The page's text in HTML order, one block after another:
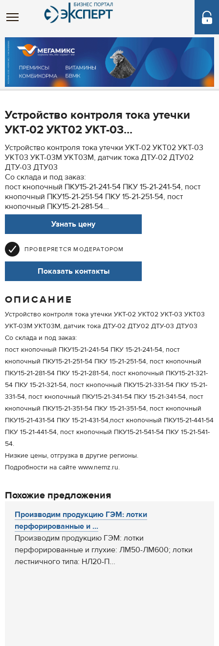
Устройство контроля тока утечки
УКТ-02 УКТ02 УКТ-03...
Устройство контроля тока утечки УКТ-02 УКТ02 УКТ-03
УКТ03 УКТ-03М УКТ03М, датчик тока ДТУ-02 ДТУ02
ДТУ-03 ДТУ03
Со склада и под заказ:
пост кнопочный ПКУ15-21-241-54 ПКУ 15-21-241-54, пост
кнопочный ПКУ15-21-251-54 ПКУ 15-21-251-54, пост
кнопочный ПКУ15-21-281-54...
Узнать цену
ПРОВЕРЯЕТСЯ МОДЕРАТОРОМ
Показать контакты
ОПИСАНИЕ
Устройство контроля тока утечки УКТ-02 УКТ02 УКТ-03 УКТ03
УКТ-03М УКТ03М, датчик тока ДТУ-02 ДТУ02 ДТУ-03 ДТУ03
Со склада и под заказ:
пост кнопочный ПКУ15-21-241-54 ПКУ 15-21-241-54, пост
кнопочный ПКУ15-21-251-54 ПКУ 15-21-251-54, пост кнопочный
ПКУ15-21-281-54 ПКУ 15-21-281-54, пост кнопочный ПКУ15-21-321-
54 ПКУ 15-21-321-54, пост кнопочный ПКУ15-21-331-54 ПКУ 15-21-
331-54, пост кнопочный ПКУ15-21-341-54 ПКУ 15-21-341-54, пост
кнопочный ПКУ15-21-351-54 ПКУ 15-21-351-54, пост кнопочный
ПКУ15-21-431-54 ПКУ 15-21-431-54,пост кнопочный ПКУ15-21-441-54
ПКУ 15-21-441-54, пост кнопочный ПКУ15-21-541-54 ПКУ 15-21-541-
54.
Низкие цены, отгрузка в другие регионы.
Подробности на сайте www.nemz.ru.
Похожие предложения
Производим продукцию ГЭМ: лотки
перфорированные и ...
Производим продукцию ГЭМ: лотки
перфорированные и глухие: ЛМ50-ЛМ600; лотки
лестничного типа: НЛ20-П...